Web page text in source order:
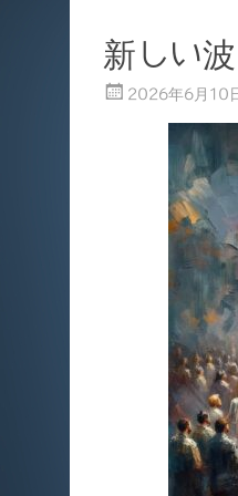
新しい
2026年6月10